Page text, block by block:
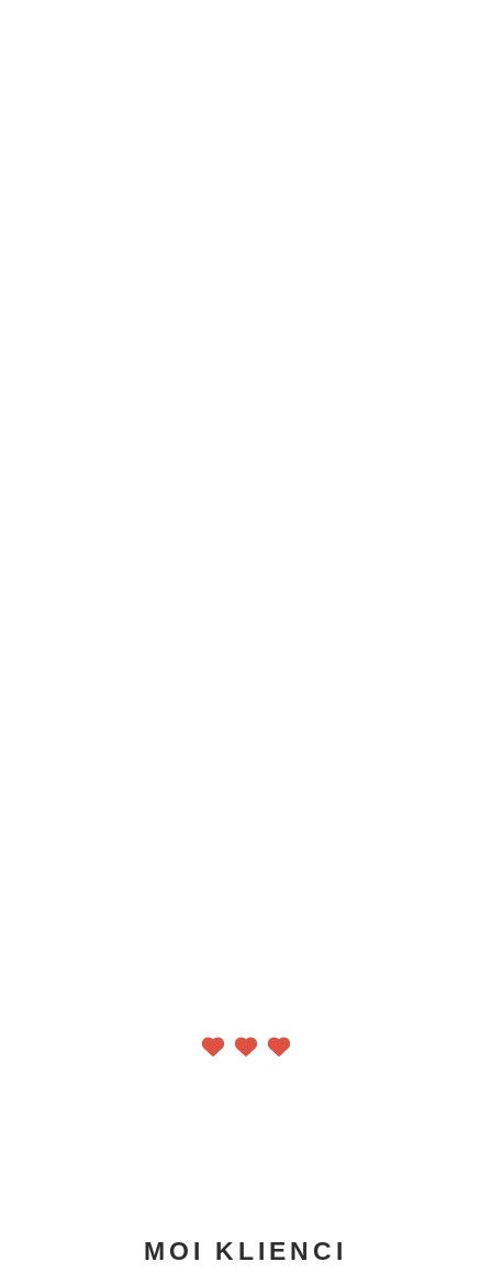
MOI KLIENCI